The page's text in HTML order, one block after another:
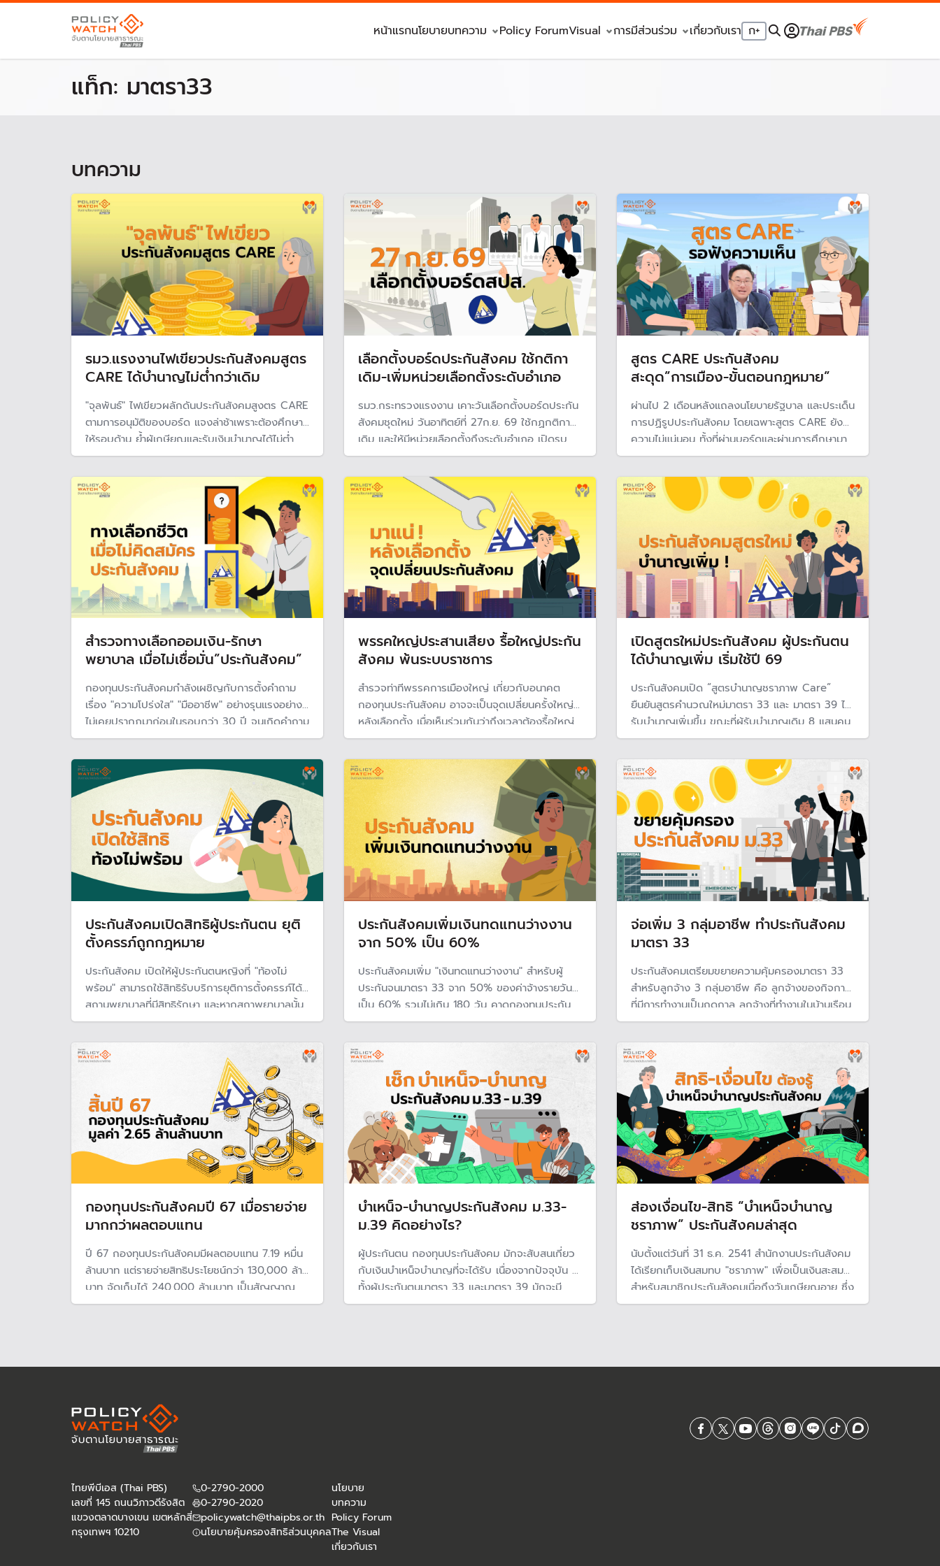
หน้าแรกนโยบายบทความ Policy ForumVisual การมีส่วนร่วม เกี่ยวกับเรา ก+
แท็ก: มาตรา33
บทความ
รมว.แรงงานไฟเขียวประกันสังคมสูตร
CARE ได้บำนาญไม่ต่ำกว่าเดิม
"จุลพันธ์" ไฟเขียวผลักดันประกันสังคมสูงตร CARE
ตามการอนุมัติของบอร์ด แจงล่าช้าเพราะต้องศึกษา
ให้รอบด้าน ย้ำผู้เกษียณและรับเงินบำนาญได้ไม่ต่ำ
กว่าเดิม ส่วนผู้ที่เกษียณหลังบังคับใช้ 5 ปี อาจจะได้
ระบบใหม่เต็มรูปแบบ
เลือกตั้งบอร์ดประกันสังคม ใช้กติกา
เดิม-เพิ่มหน่วยเลือกตั้งระดับอำเภอ
รมว.กระทรวงแรงงาน เคาะวันเลือกตั้งบอร์ดประกัน
สังคมชุดใหม่ วันอาทิตย์ที่ 27ก.ย. 69 ใช้กฏกติกา
เดิม และให้มีหน่วยเลือกตั้งถึงระดับอำเภอ เปิดรบ
สมัครเป็นบอร์ด 1-15 ก.ค. และนายจ้างและผู้ประกัน
สิทธิเลือกตั้งได้ตั้งแต่ 1 มิ.ย.-15 ก.ค. 2569
สูตร CARE ประกันสังคม
สะดุด”การเมือง-ขั้นตอนกฎหมาย”
ผ่านไป 2 เดือนหลังแถลงนโยบายรัฐบาล และประเด็น
การปฏิรูปประกันสังคม โดยเฉพาะสูตร CARE ยังมี
ความไม่แน่นอน ทั้งที่ผ่านบอร์ดและผ่านการศึกษามา
แล้ว รวมถึงการปฏิรูปการบริหารกองทุนประกัน
ปี จึงไม่ใช่ประเด็นเรื่อง "คิดสูตร" แต่ติด "การเมือง
และขั้นตอนกฎหมาย"
สำรวจทางเลือกออมเงิน-รักษา
พยาบาล เมื่อไม่เชื่อมั่น”ประกันสังคม”
กองทุนประกันสังคมกำลังเผชิญกับการตั้งคำถาม
เรื่อง "ความโปร่งใส" "มืออาชีพ" อย่างรุนแรงอย่าง
ไม่เคยปรากฏมาก่อนในรอบกว่า 30 ปี จนเกิดคำถาม
ในใจของผู้เป็นสมาชิกกองทุน และผู้ที่กำลังจะสมัคร
อย่างข้าราชการและพนักงานรัฐวิสาหกิจ มีทางเลือก
อื่นหรือไม่?
พรรคใหญ่ประสานเสียง รื้อใหญ่ประกัน
สังคม พ้นระบบราชการ
สำรวจท่าทีพรรคการเมืองใหญ่ เกี่ยวกับอนาคต
กองทุนประกันสังคม อาจจะเป็นจุดเปลี่ยนครั้งใหญ่
หลังเลือกตั้ง เมื่อเห็นร่วมกันว่าถึงเวลาต้องรื้อใหญ่
ประกันสังคม เป็นอิสระมากขึ้นและออกนอกระบบ
อาร์แนะแยกกองทุนบำนาญออกมาเป็นองค์กรอิสระ
เปิดสูตรใหม่ประกันสังคม ผู้ประกันตน
ได้บำนาญเพิ่ม เริ่มใช้ปี 69
ประกันสังคมเปิด “สูตรบำนาญชราภาพ Care”
ยืนยันสูตรคำนวณใหม่มาตรา 33 และ มาตรา 39 ได้
รับบำนาญเพิ่มขึ้น ขณะที่ผู้รับบำนาญเดิม 8 แสนคน
จะได้บำนาญเฉลี่ยเพิ่มเดือนละ 270 บาท คาดเริ่ม
ประกันสังคมเปิดสิทธิผู้ประกันตน ยุติ
ตั้งครรภ์ถูกกฎหมาย
ประกันสังคม เปิดให้ผู้ประกันตนหญิงที่ "ท้องไม่
พร้อม" สามารถใช้สิทธิรับบริการยุติการตั้งครรภ์ได้ที่
สถานพยาบาลที่มีสิทธิรักษา และหากสถาพยาบาลนั้น
ไม่มีบริการดังกล่าว ก็ให้ส่งต่อไปยังสถานพยาบาลที่
ประกันสังคมเพิ่มเงินทดแทนว่างงาน
จาก 50% เป็น 60%
ประกันสังคมเพิ่ม "เงินทดแทนว่างงาน" สำหรับผู้
ประกันจนมาตรา 33 จาก 50% ของค่าจ้างรายวัน
เป็น 60% รวมไม่เกิน 180 วัน คาดกองทุนประกัน
สังคมมีภาะปีละพันกว่าล้าน คาดกองทุนมีค่าใช้จ่าย
จ่อเพิ่ม 3 กลุ่มอาชีพ ทำประกันสังคม
มาตรา 33
ประกันสังคมเตรียมขยายความคุ้มครองมาตรา 33
สำหรับลูกจ้าง 3 กลุ่มอาชีพ คือ ลูกจ้างของกิจการ
ที่มีการทำงานเป็นฤดูกาล ลูกจ้างที่ทำงานในบ้านเรือน
ส่วนบุคคลและลูกจ้างในกิจการการค้าแผงลอย
กองทุนประกันสังคมปี 67 เมื่อรายจ่าย
มากกว่าผลตอบแทน
ปี 67 กองทุนประกันสังคมมีผลตอบแทน 7.19 หมื่น
ล้านบาท แต่รายจ่ายสิทธิประโยชน์กว่า 130,000 ล้าน
บาท จัดเก็บได้ 240,000 ล้านบาท เป็นสัญญาณ
เตือนว่าถึงเวลาต้องปรับครั้งใหญ่ เพื่อรองรับความ
บำเหน็จ-บำนาญประกันสังคม ม.33-
ม.39 คิดอย่างไร?
ผู้ประกันตน กองทุนประกันสังคม มักจะสับสนเกี่ยว
กับเงินบำเหน็จบำนาญที่จะได้รับ เนื่องจากปัจจุบัน มี
ทั้งผู้ประกันตนมาตรา 33 และมาตรา 39 มักจะมี
คำถามว่าหากลาออก หรือ ต้องออกจากการเป็นผู้
ส่องเงื่อนไข-สิทธิ “บำเหน็จบำนาญ
ชราภาพ” ประกันสังคมล่าสุด
นับตั้งแต่วันที่ 31 ธ.ค. 2541 สำนักงานประกันสังคม
ได้เรียกเก็บเงินสมทบ "ชราภาพ" เพื่อเป็นเงินสะสม
สำหรับสมาชิกประกันสังคมเมื่อถึงวันเกษียณอายุ ซึ่ง
ปัจจุบัน กองทุนมีการจ่ายเงินบำเหน็จบำนาญ
ไทยพีบีเอส (Thai PBS)
เลขที่ 145 ถนนวิภาวดีรังสิต
แขวงตลาดบางเขน เขตหลักสี่
กรุงเทพฯ 10210
0-2790-2000
0-2790-2020
policywatch@thaipbs.or.th
นโยบายคุ้มครองสิทธิส่วนบุคคล
นโยบาย
บทความ
Policy Forum
The Visual
เกี่ยวกับเรา